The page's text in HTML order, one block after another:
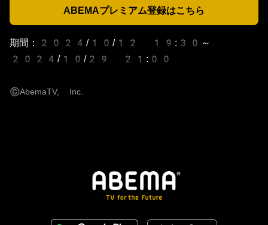
ABEMAプレミアム登録はこちら
期間：2024/10/12 19:30～
2024/10/29 21:00
©AbemaTV, Inc.